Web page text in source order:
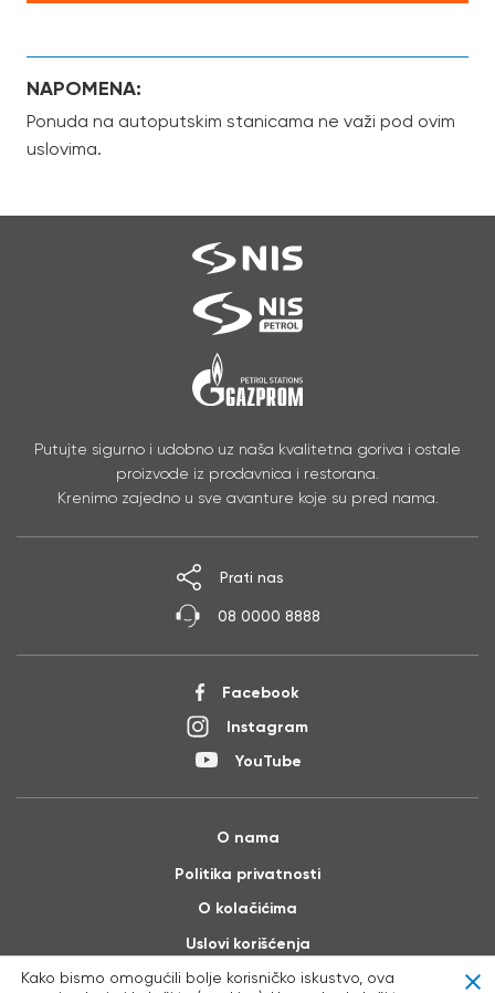
NAPOMENA:
Ponuda na autoputskim stanicama ne važi pod ovim
uslovima.
Putujte sigurno i udobno uz naša kvalitetna goriva i ostale
proizvode iz prodavnica i restorana.
Krenimo zajedno u sve avanture koje su pred nama.
Facebook
Instagram
YouTube
Prati nas
08 0000 8888
O nama
Politika privatnosti
O kolačićima
Uslovi korišćenja
Kako bismo omogućili bolje korisničko iskustvo, ova